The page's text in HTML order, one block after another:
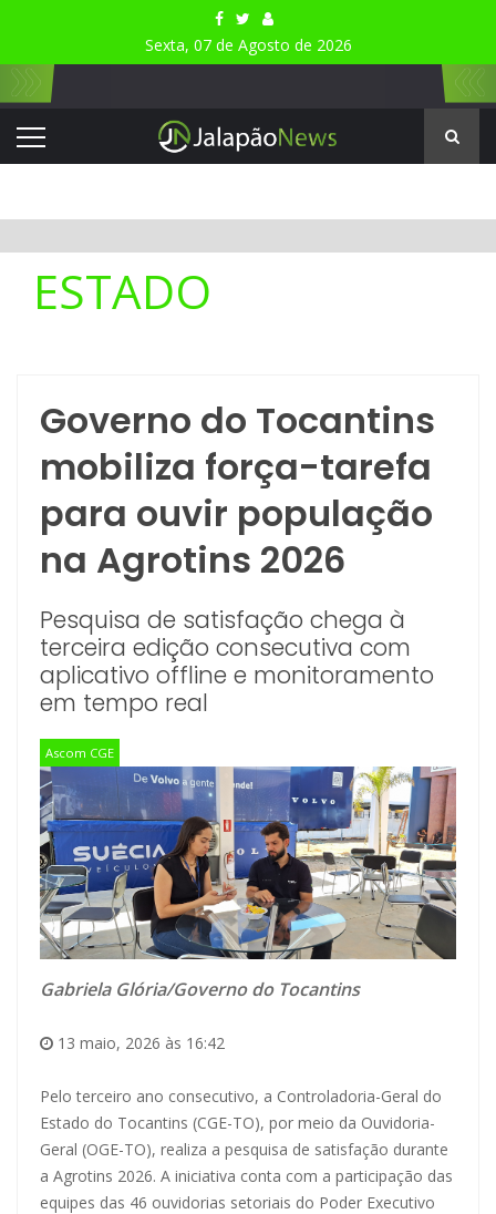
Sexta, 07 de Agosto de 2026
ESTADO
Governo do Tocantins
mobiliza força-tarefa
para ouvir população
na Agrotins 2026
Pesquisa de satisfação chega à
terceira edição consecutiva com
aplicativo offline e monitoramento
em tempo real
Ascom CGE
Gabriela Glória/Governo do Tocantins
13 maio, 2026 às 16:42
Pelo terceiro ano consecutivo, a Controladoria-Geral do
Estado do Tocantins (CGE-TO), por meio da Ouvidoria-
Geral (OGE-TO), realiza a pesquisa de satisfação durante
a Agrotins 2026. A iniciativa conta com a participação das
equipes das 46 ouvidorias setoriais do Poder Executivo